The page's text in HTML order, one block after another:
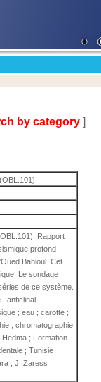
by category ]
Rapport
profond
Bahloul. Cet
Le sondage
de ce système.
anticlinal ;
; eau ; carotte ;
; chromatographie
Hedma ; Formation
; Tunisie
; J. Zaress ;